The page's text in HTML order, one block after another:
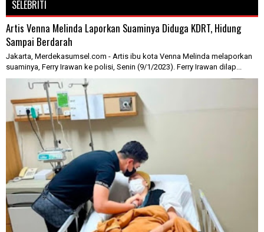
SELEBRITI
Artis Venna Melinda Laporkan Suaminya Diduga KDRT, Hidung
Sampai Berdarah
Jakarta, Merdekasumsel.com - Artis ibu kota Venna Melinda melaporkan
suaminya, Ferry Irawan ke polisi, Senin (9/1/2023). Ferry Irawan dilap...